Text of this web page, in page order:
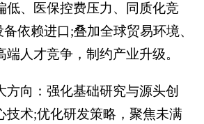
低、医保控费压力、同质化竞
依赖进口;叠加全球贸易环境、
人才竞争，制约产业升级。
方向：强化基础研究与源头创
技术;优化研发策略，聚焦未满